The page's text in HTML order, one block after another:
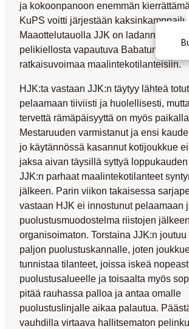
ja kokoonpanoon enemmän
KuPS voitti järjestään
Maaottelutauolla JJK on ladannut akut
pelikiellosta vapautuva Babatunde
ratkaisuvoimaa maalintekotilanteisiin.
HJK:ta vastaan JJK:n täytyy lähteä
pelaamaan tiiviisti ja huolellisesti,
tervettä rämäpäisyyttä on myös
Mestaruuden varmistanut ja ensi
jo käytännössä kasannut kotijoukkue
jaksa aivan täysillä syttyä
JJK:n parhaat maalintekotilanteet
jälkeen. Parin viikon takaisessa
vastaan HJK ei innostunut pelaamaan
puolustusmuodostelma riistojen
organisoimaton. Torstaina JJK:n joutuu
paljon puolustuskannalle, joten
tunnistaa tilanteet, joissa iskeä
puolustusalueelle ja toisaalta myös
pitää rauhassa palloa ja antaa omalle
puolustuslinjalle aikaa palautua.
vauhdilla virtaava hallitsematon